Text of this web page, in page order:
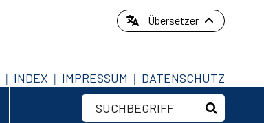
Übersetzer
INDEX IMPRESSUM DATENSCHUTZ
Suchbegriff
Suche